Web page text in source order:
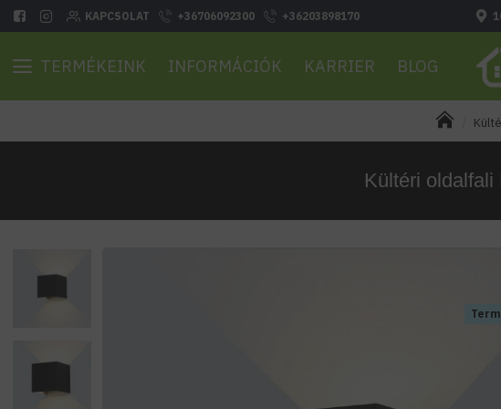
KAPCSOLAT +36706092300 +36203898170
TERMÉKEINK INFORMÁCIÓK KARRIER BLOG
Kültéri